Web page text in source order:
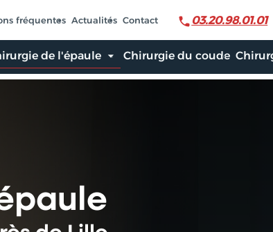
fréquentes Actualités Contact 03.20.98.01.01
de l'épaule Chirurgie du coude